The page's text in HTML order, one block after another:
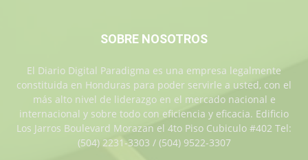
SOBRE NOSOTROS
El Diario Digital Paradigma es una empresa legalmente
constituida en Honduras para poder servirle a usted, con el
más alto nivel de liderazgo en el mercado nacional e
internacional y sobre todo con eficiencia y eficacia. Edificio
Los Jarros Boulevard Morazan el 4to Piso Cubiculo #402 Tel:
(504) 2231-3303 / (504) 9522-3307